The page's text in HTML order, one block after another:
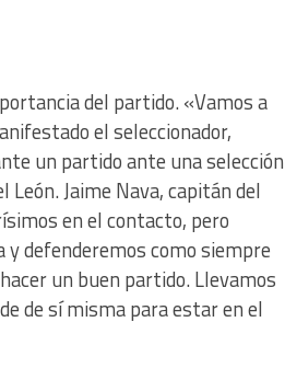
del partido. «Vamos a
el seleccionador,
un partido ante una selección
León. Jaime Nava, capitán del
en el contacto, pero
defenderemos como siempre
un buen partido. Llevamos
de sí misma para estar en el